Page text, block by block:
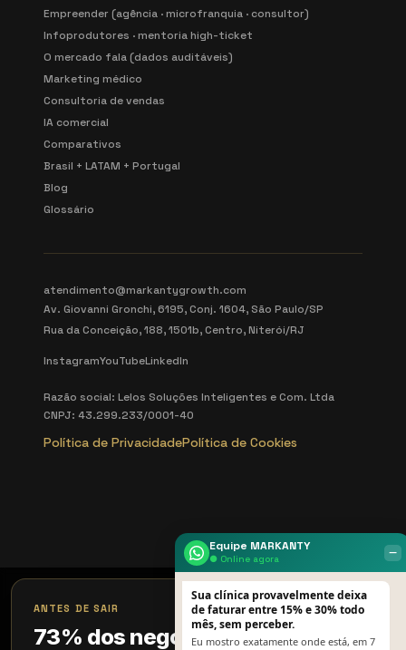
Empreender (agência · microfranquia · consultor)
Infoprodutores · mentoria high-ticket
O mercado fala (dados auditáveis)
Marketing médico
Consultoria de vendas
IA comercial
Comparativos
Brasil + LATAM + Portugal
Blog
Glossário
atendimento@markantygrowth.com
Av. Giovanni Gronchi, 6195, Conj. 1604, São Paulo/SP
Rua da Conceição, 188, 1501b, Centro, Niterói/RJ
InstagramYouTubeLinkedIn
Razão social: Lelos Soluções Inteligentes e Com. Ltda
CNPJ: 43.299.233/0001-40
Política de PrivacidadePolítica de Cookies
ANTES DE SAIR
73% dos negócios perdem 18%
Equipe MARKANTY
● Online agora ‒
Sua clínica provavelmente deixa
de faturar entre 15% e 30% todo
mês, sem perceber.
Eu mostro exatamente onde está, em 7